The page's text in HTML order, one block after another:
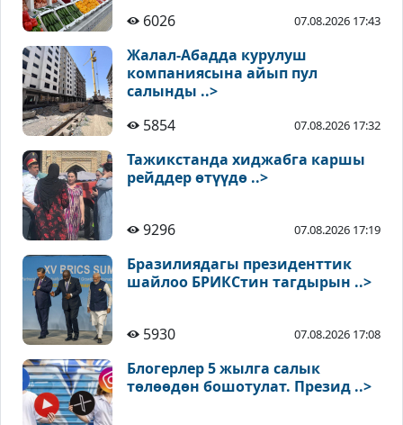
6026 07.08.2026 17:43
Жалал-Абадда курулуш
компаниясына айып пул
салынды ..>
5854
07.08.2026 17:32
Тажикстанда хиджабга каршы
рейддер өтүүдө ..>
9296 07.08.2026 17:19
Бразилиядагы президенттик
шайлоо БРИКСтин тагдырын ..>
5930 07.08.2026 17:08
Блогерлер 5 жылга салык
төлөөдөн бошотулат. Презид ..>